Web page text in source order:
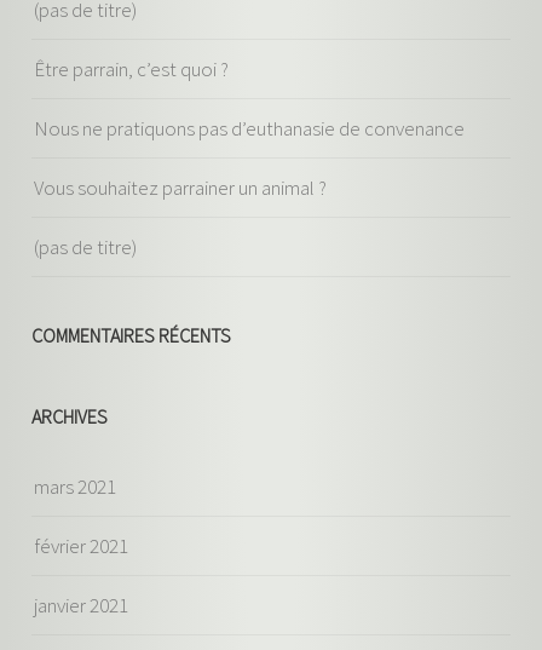
(pas de titre)
Être parrain, c’est quoi ?
Nous ne pratiquons pas d’euthanasie de convenance
Vous souhaitez parrainer un animal ?
(pas de titre)
COMMENTAIRES RÉCENTS
ARCHIVES
mars 2021
février 2021
janvier 2021